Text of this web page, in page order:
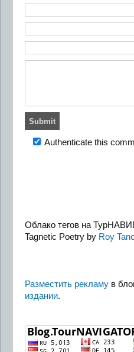
Authenticate this
Облако тегов на
Tagnetic Poetry by Roy
Разместить рекламув
издании.